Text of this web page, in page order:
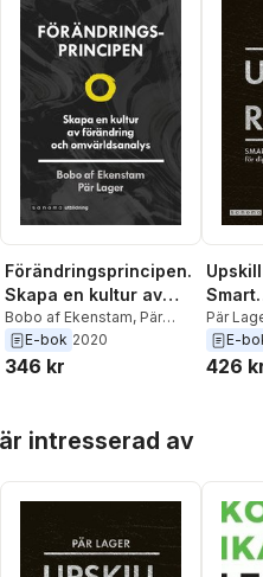
röster:
Förändringsprincipen.
Skapa en kultur av
förändring och
omvärldsanalys
Bobo af Ekenstam, Pär
Lager
E-bok 2020
346 kr
Smart
för
din
Pär
E-
426
intresserad av